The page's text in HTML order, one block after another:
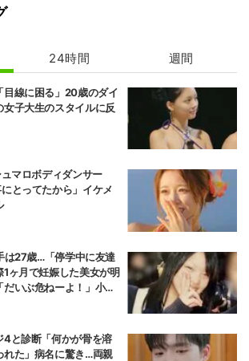
24時間 週間
目線に困る」20歳のダイ
子大生のスタイルに反
マロボディダンサー
とってたから」イケメ
は27歳…「停学中に友達
1ヶ月で妊娠した美女が明
いぶ危ねーよ！」小森
4と診断「何かが骨を溶
れた」病名に驚き…両親